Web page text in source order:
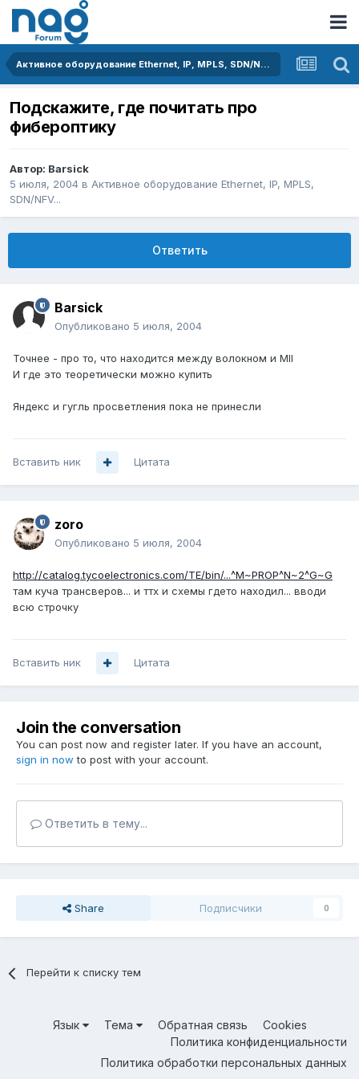
Активное оборудование Ethernet, IP, MPLS, SDN/NFV...
Подскажите, где почитать про
фибероптику
Автор: Barsick
5 июля, 2004 в Активное оборудование Ethernet, IP, MPLS,
SDN/NFV...
Ответить
Barsick
Опубликовано 5 июля, 2004
Точнее - про то, что находится между волокном и MII
И где это теоретически можно купить
Яндекс и гугль просветления пока не принесли
Вставить ник Цитата
zoro
Опубликовано 5 июля, 2004
http://catalog.tycoelectronics.com/TE/bin/...^M~PROP^N~2^G~G
там куча трансверов... и ттх и схемы гдето находил... вводи
всю строчку
Вставить ник Цитата
Join the conversation
You can post now and register later. If you have an account,
sign in now to post with your account.
Ответить в тему...
Share Подписчики 0
Перейти к списку тем
Язык Тема Обратная связь
Cookies
Политика конфиденциальности
Политика обработки персональных данных